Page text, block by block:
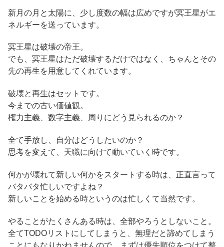
新月の月と太陽に、少し度数の幅は広めですが冥王星がエ
ネルギーを送っています。
冥王星は破壊の帝王。
でも、冥王星はただ破壊するだけではなく、ちゃんとその
先の再生を用意してくれています。
破壊と再生はセットです。
今までの古い価値観。
権力主義、数字主義、周りにどう見られるのか？
全て手放し、自分はどうしたいのか？
思考を変えて、天職に向けて動いていく時です。
何かが壊れて新しい何かをスタートする時は、正直言って
バタバタ忙しいですよね？
新しいことを始める時というのは忙しくて当然です。
やることがたくさんある時は、全部やろうとしないこと。
全てTODOリストにしてしまうと、無理だと諦めてしまう
ことにもなりかねませんので、まずは優先順位をつけて整